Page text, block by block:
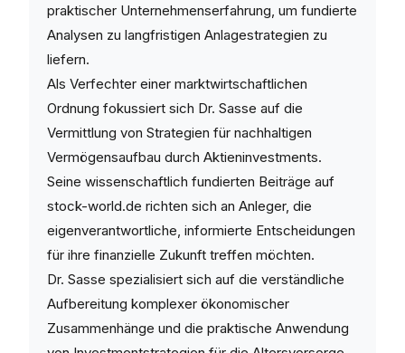
praktischer Unternehmenserfahrung, um fundierte
Analysen zu langfristigen Anlagestrategien zu
liefern.
Als Verfechter einer marktwirtschaftlichen
Ordnung fokussiert sich Dr. Sasse auf die
Vermittlung von Strategien für nachhaltigen
Vermögensaufbau durch Aktieninvestments.
Seine wissenschaftlich fundierten Beiträge auf
stock-world.de richten sich an Anleger, die
eigenverantwortliche, informierte Entscheidungen
für ihre finanzielle Zukunft treffen möchten.
Dr. Sasse spezialisiert sich auf die verständliche
Aufbereitung komplexer ökonomischer
Zusammenhänge und die praktische Anwendung